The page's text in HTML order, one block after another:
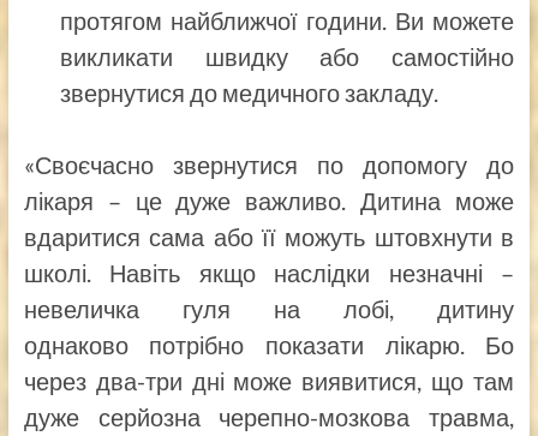
протягом найближчої години. Ви можете
викликати швидку або самостійно
звернутися до медичного закладу.
«Своєчасно звернутися по допомогу до
лікаря – це дуже важливо. Дитина може
вдаритися сама або її можуть штовхнути в
школі. Навіть якщо наслідки незначні –
невеличка гуля на лобі, дитину
однаково потрібно показати лікарю. Бо
через два-три дні може виявитися, що там
дуже серйозна черепно-мозкова травма,